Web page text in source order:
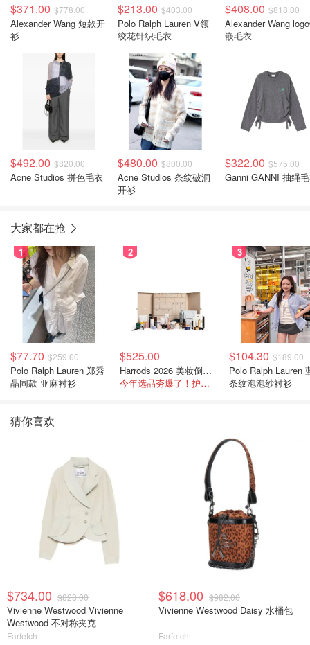
$371.00 $778.00
Alexander Wang 短款开
衫
$213.00 $403.00
Polo Ralph Lauren V领
绞花针织毛衣
$408.00 $818.00
Alexander Wang
嵌毛衣
$492.00 $820.00
Acne Studios 拼色毛衣
$480.00 $800.00
Acne Studios 条纹破洞
开衫
$322.00 $575.00
Ganni GANNI 抽绳
大家都在抢
1
$77.70 $259.00
Polo Ralph Lauren 郑秀
晶同款 亚麻衬衫
2
$525.00
Harrods 2026 美妆倒数日历
今年选品夯爆了！护肤全线都很绝
3
$104.30 $189.00
Polo Ralph Lauren
条纹泡泡纱衬衫
猜你喜欢
$734.00 $828.00
Vivienne Westwood Vivienne
Westwood 不对称夹克
Farfetch
$618.00 $982.00
Vivienne Westwood Daisy 水桶包
Farfetch